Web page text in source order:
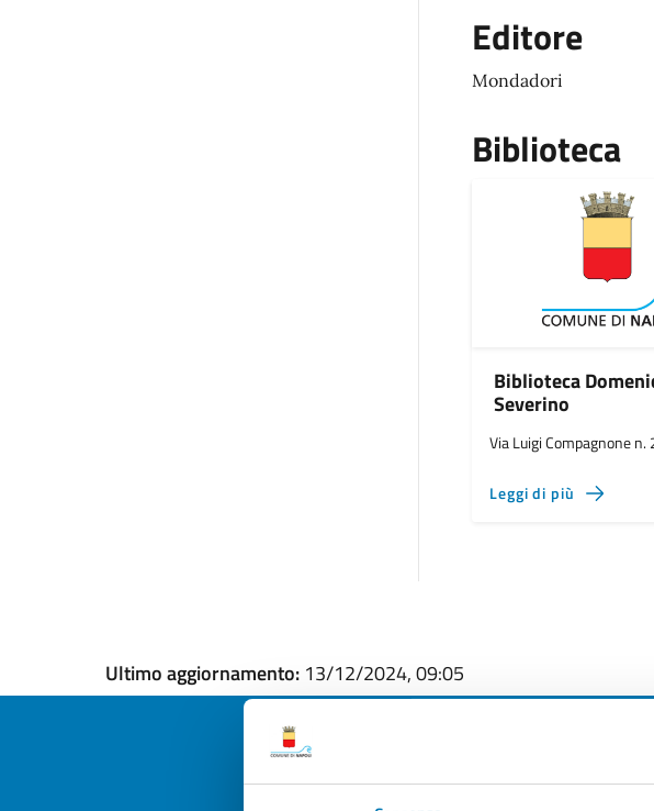
Editore
Mondadori
Biblioteca
Biblioteca
Severino
Via Luigi Compagnone
Leggi di più
Ultimo aggiornamento: 13/12/2024, 09:05